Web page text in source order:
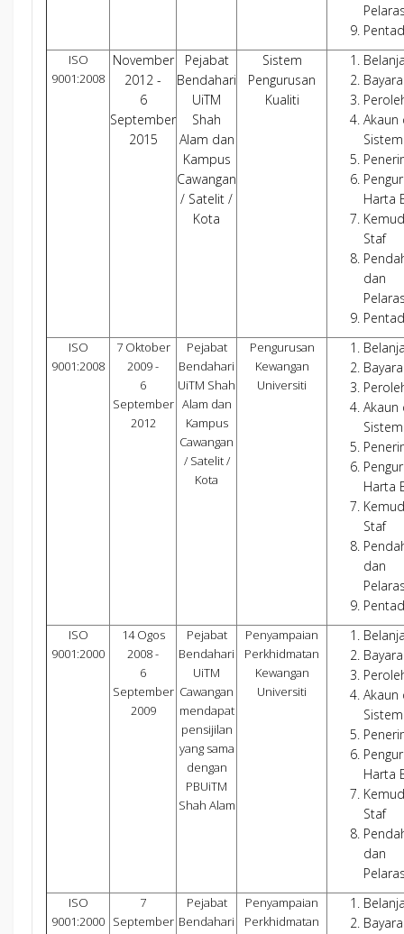
ISO
9001:2008
November
2012 -
6
September
2015
Pejabat
Bendahari
UiTM
Shah
Alam dan
Kampus
Cawangan
/ Satelit /
Kota
Sistem
Pengurusan
Kualiti
Akaun
Sistem
Harta
Staf
dan
ISO
9001:2008
7 Oktober
2009 -
6
September
2012
Pejabat
Bendahari
UiTM Shah
Alam dan
Kampus
Cawangan
/ Satelit /
Kota
Pengurusan
Kewangan
Universiti
Akaun
Sistem
Harta
Staf
dan
ISO
9001:2000
14 Ogos
2008 -
6
September
2009
Pejabat
Bendahari
UiTM
Cawangan
mendapat
pensijilan
yang sama
dengan
PBUiTM
Shah Alam
Penyampaian
Perkhidmatan
Kewangan
Universiti
Akaun
Sistem
Harta
Staf
dan
ISO
9001:2000
7
September
Pejabat
Bendahari
Penyampaian
Perkhidmatan